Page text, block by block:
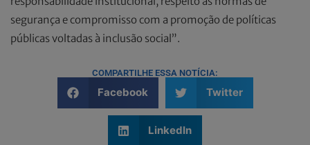
segurança e compromisso com a promoção de políticas
públicas voltadas à inclusão social”.
COMPARTILHE ESSA NOTÍCIA:
Facebook Twitter
LinkedIn